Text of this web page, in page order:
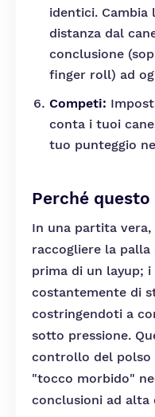
identici. Cambia
distanza dal
conclusione
finger roll) ad
Competi:
conta i tuoi
tuo punteggio
Perché
In una partita
raccogliere la
prima di un layup;
costantemente di
costringendoti a
sotto pressione.
controllo del polso
"tocco morbido"
conclusioni ad